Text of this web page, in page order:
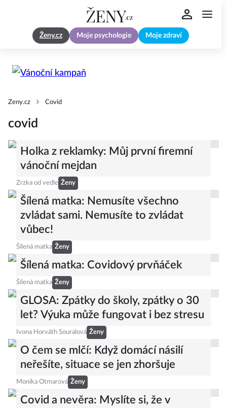
Ženy.cz Moje psychologie Moje zdraví
Zeny.cz Covid
covid
Holka z reklamky: Můj první firemní
vánoční mejdan
Zrzka od vedle Ženy
Šílená matka: Nemusíte všechno
zvládat sami. Nemusíte to zvládat
vůbec!
Šílená matka Ženy
Šílená matka: Covidový prvňáček
Šílená matka Ženy
GLOSA: Zpátky do školy, zpátky o 30
let? Výuka může fungovat i bez stresu
Ivona Horváth Souralová Ženy
O čem se mlčí: Když domácí násilí
neřešíte, situace se jen zhoršuje
Monika Otmarová Ženy
Covid a nevěra: Myslíte si, že v